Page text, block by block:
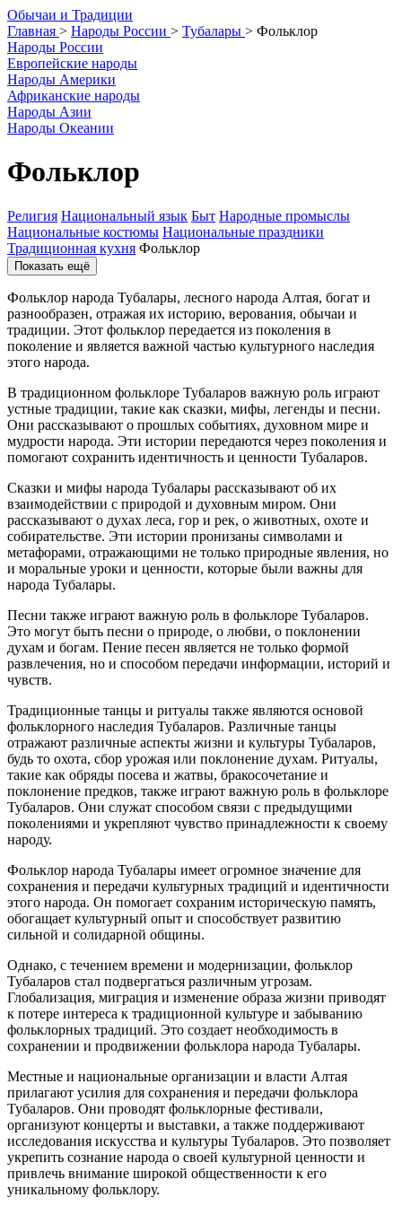
Обычаи и Традиции
Главная > Народы России > Тубалары > Фольклор
Народы России
Европейские народы
Народы Америки
Африканские народы
Народы Азии
Народы Океании
Фольклор
Религия Национальный язык Быт Народные промыслы
Национальные костюмы Национальные праздники
Традиционная кухня Фольклор
Показать ещё
Фольклор народа Тубалары, лесного народа Алтая, богат и
разнообразен, отражая их историю, верования, обычаи и
традиции. Этот фольклор передается из поколения в
поколение и является важной частью культурного наследия
этого народа.
В традиционном фольклоре Тубаларов важную роль играют
устные традиции, такие как сказки, мифы, легенды и песни.
Они рассказывают о прошлых событиях, духовном мире и
мудрости народа. Эти истории передаются через поколения и
помогают сохранить идентичность и ценности Тубаларов.
Сказки и мифы народа Тубалары рассказывают об их
взаимодействии с природой и духовным миром. Они
рассказывают о духах леса, гор и рек, о животных, охоте и
собирательстве. Эти истории пронизаны символами и
метафорами, отражающими не только природные явления, но
и моральные уроки и ценности, которые были важны для
народа Тубалары.
Песни также играют важную роль в фольклоре Тубаларов.
Это могут быть песни о природе, о любви, о поклонении
духам и богам. Пение песен является не только формой
развлечения, но и способом передачи информации, историй и
чувств.
Традиционные танцы и ритуалы также являются основой
фольклорного наследия Тубаларов. Различные танцы
отражают различные аспекты жизни и культуры Тубаларов,
будь то охота, сбор урожая или поклонение духам. Ритуалы,
такие как обряды посева и жатвы, бракосочетание и
поклонение предков, также играют важную роль в фольклоре
Тубаларов. Они служат способом связи с предыдущими
поколениями и укрепляют чувство принадлежности к своему
народу.
Фольклор народа Тубалары имеет огромное значение для
сохранения и передачи культурных традиций и идентичности
этого народа. Он помогает сохраним историческую память,
обогащает культурный опыт и способствует развитию
сильной и солидарной общины.
Однако, с течением времени и модернизации, фольклор
Тубаларов стал подвергаться различным угрозам.
Глобализация, миграция и изменение образа жизни приводят
к потере интереса к традиционной культуре и забыванию
фольклорных традиций. Это создает необходимость в
сохранении и продвижении фольклора народа Тубалары.
Местные и национальные организации и власти Алтая
прилагают усилия для сохранения и передачи фольклора
Тубаларов. Они проводят фольклорные фестивали,
организуют концерты и выставки, а также поддерживают
исследования искусства и культуры Тубаларов. Это позволяет
укрепить сознание народа о своей культурной ценности и
привлечь внимание широкой общественности к его
уникальному фольклору.